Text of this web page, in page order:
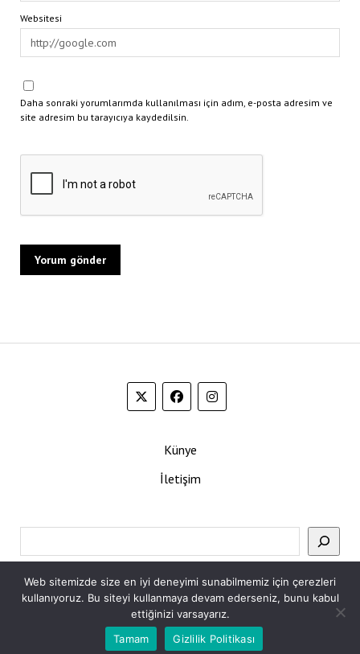
Websitesi
Daha sonraki yorumlarımda kullanılması için adım, e-posta adresim ve
site adresim bu tarayıcıya kaydedilsin.
Künye
İletişim
Mission News Themeby Compete Themes.
Web sitemizde size en iyi deneyimi sunabilmemiz için çerezleri
kullanıyoruz. Bu siteyi kullanmaya devam ederseniz, bunu kabul
ettiğinizi varsayarız.
Tamam
Gizlilik Politikası